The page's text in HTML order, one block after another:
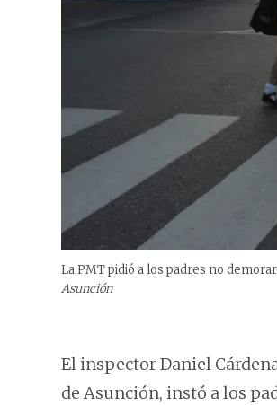
La PMT pidió a los padres no
Asunción
El inspector Daniel
de Asunción, instó a los